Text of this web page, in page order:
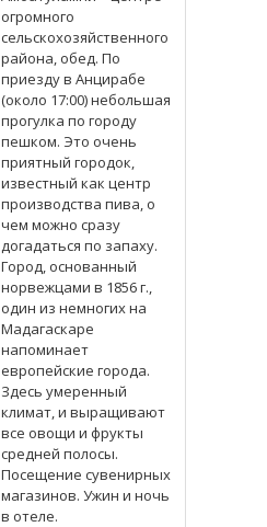
огромного
сельскохозяйственного
района, обед. По
приезду в Анцирабе
(около 17:00) небольшая
прогулка по городу
пешком. Это очень
приятный городок,
известный как центр
производства пива, о
чем можно сразу
догадаться по запаху.
Город, основанный
норвежцами в 1856 г.,
один из немногих на
Мадагаскаре
напоминает
европейские города.
Здесь умеренный
климат, и выращивают
все овощи и фрукты
средней полосы.
Посещение сувенирных
магазинов. Ужин и ночь
в отеле.